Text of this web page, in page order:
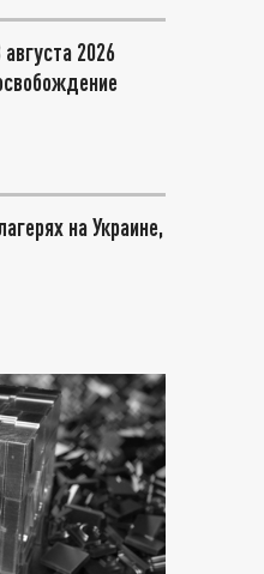
2026
на Украине,